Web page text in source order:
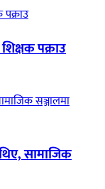
पक्राउ
सामाजिक